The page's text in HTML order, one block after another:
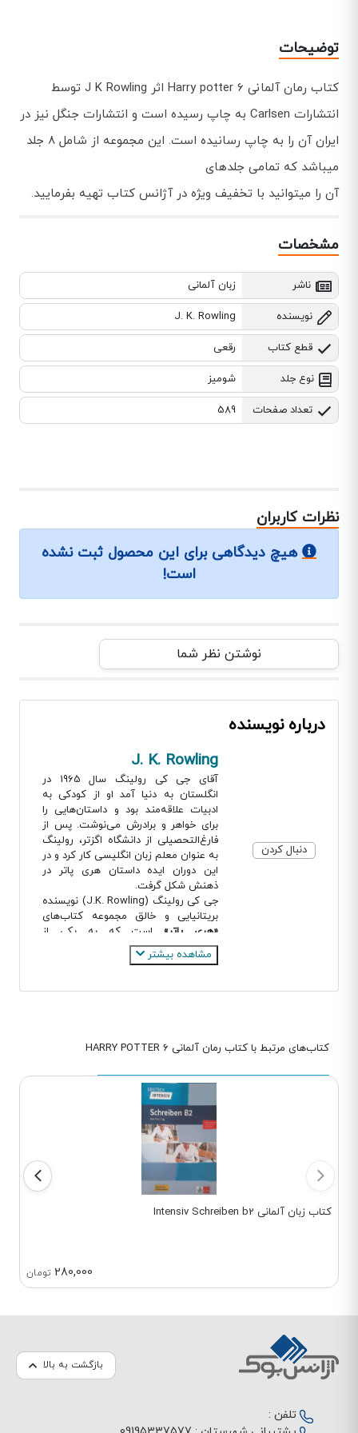
توضیحات
کتاب رمان آلمانی Harry potter 6 اثر J K Rowling توسط
انتشارات Carlsen به چاپ رسیده است و انتشارات جنگل نیز در
ایران آن را به چاپ رسانیده است. این مجموعه از شامل 8 جلد
میباشد که تمامی جلدهای
آن را میتوانید با تخفیف ویژه در آژانس کتاب تهیه بفرمایید.
مشخصات
ناشر زبان آلمانی
نویسنده J. K. Rowling
قطع کتاب رقعی
نوع جلد شومیز
تعداد صفحات 589
نظرات کاربران
هیچ دیدگاهی برای این محصول ثبت نشده
است!
نوشتن نظر شما
درباره نویسنده
دنبال کردن
J. K. Rowling
آقای جی کی رولینگ سال 1965 در
انگلستان به دنیا آمد او از کودکی به
ادبیات علاقه‌مند بود و داستان‌هایی را
برای خواهر و برادرش می‌نوشت. پس از
فارغ‌التحصیلی از دانشگاه اگزتر، رولینگ
به عنوان معلم زبان انگلیسی کار کرد و در
این دوران ایده داستان هری پاتر در
ذهنش شکل گرفت.
جی کی رولینگ (J.K. Rowling) نویسنده
بریتانیایی و خالق مجموعه کتاب‌های
«هری پاتر»است که به یکی از
مشهورترین و پرفروش‌ترین نویسندگان
تاریخ تبدیل شده است داستان‌های او نه
کرده‌اند، بلکه تأثیر عمیقی بر فرهنگ
خواهیم پرداخت.
از منچستر به لندن، اولین ایده‌های خود
اولین کتاب از این مجموعه، «هری پاتر و
سنگ جادو»، را منتشر کرد که بلافاصله
مورد توجه قرار گرفت و موفقیت‌های
چشمگیری را به دنبال داشت، سبک
نوشتاری جی کی رولینگ به خاطر
داستان‌پردازی جذاب و شخصیت‌پردازی
قوی‌اش شناخته می‌شود. او توانسته
جی کی رولینگ نه تنها به عنوان یک
نویسنده موفق شناخته می‌شود، بلکه به
بنیادهایی که تأسیس کرده، به کمک
مشاهده بیشتر
کتاب‌های مرتبط با کتاب رمان آلمانی HARRY POTTER 6
کتاب زبان آلمانی Intensiv Schreiben b2
280,000 تومان
بازگشت به بالا
تلفن :